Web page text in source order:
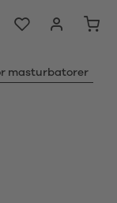
masturbatorer